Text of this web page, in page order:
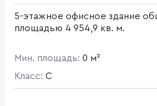
5-этажное офисное здание
площадью 4 954,9 кв. м.
Мин. площадь: 0 м²
Класс: C